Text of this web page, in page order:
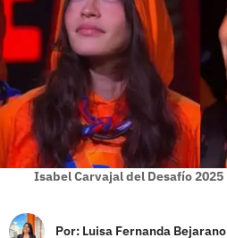
Isabel Carvajal del Desafío 2025
Por: Luisa Fernanda Bejarano